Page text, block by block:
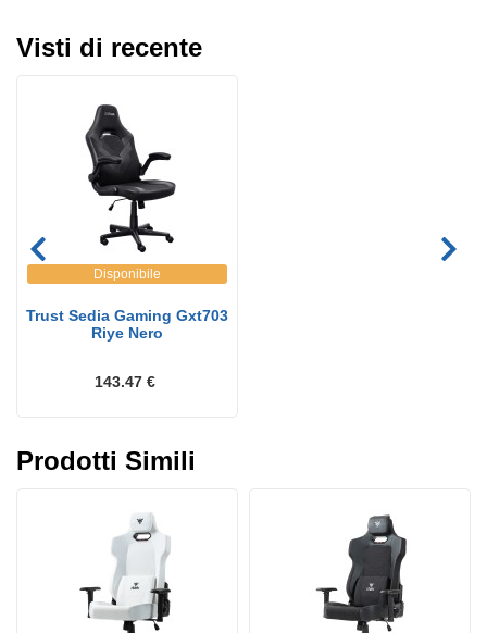
Visti di recente
Disponibile
Trust Sedia Gaming Gxt703
Riye Nero
143.47 €
Prodotti Simili